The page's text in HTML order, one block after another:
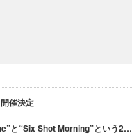
催決定
と“Six Shot Morning”という2…